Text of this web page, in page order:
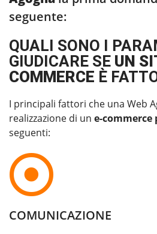
seguente:
QUALI SONO I
GIUDICARE SE UN
COMMERCE È
I principali fattori che una Web
realizzazione di un e-commerce
seguenti:
COMUNICAZIONE